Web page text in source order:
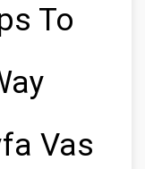
To
Vas